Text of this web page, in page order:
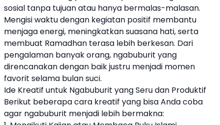
sosial tanpa tujuan atau hanya bermalas-malasan.
Mengisi waktu dengan kegiatan positif membantu
menjaga energi, meningkatkan suasana hati, serta
membuat Ramadhan terasa lebih berkesan. Dari
pengalaman banyak orang, ngabuburit yang
direncanakan dengan baik justru menjadi momen
favorit selama bulan suci.
Ide Kreatif untuk Ngabuburit yang Seru dan Produktif
Berikut beberapa cara kreatif yang bisa Anda coba
agar ngabuburit menjadi lebih bermakna: